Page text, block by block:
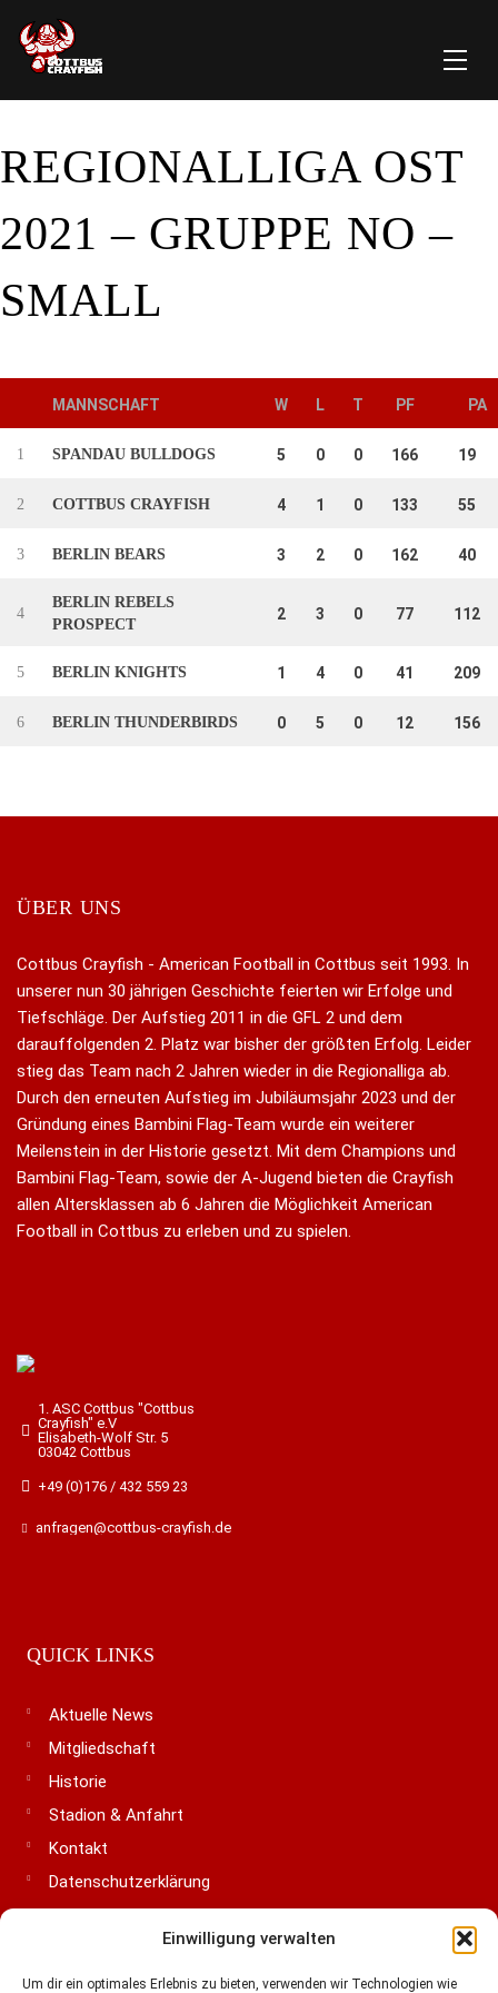
Einwilligung verwalten
Um dir ein optimales Erlebnis zu bieten, verwenden wir Technologien wie
REGIONALLIGA OST
2021 – GRUPPE NO –
SMALL
MANNSCHAFT W L T PF PA
1 SPANDAU BULLDOGS 5 0 0 166 19
2 COTTBUS CRAYFISH 4 1 0 133 55
3 BERLIN BEARS 3 2 0 162 40
4
BERLIN REBELS
PROSPECT
2 3 0 77 112
5 BERLIN KNIGHTS 1 4 0 41 209
6 BERLIN THUNDERBIRDS 0 5 0 12 156
ÜBER UNS
Cottbus Crayfish - American Football in Cottbus seit 1993. In
unserer nun 30 jährigen Geschichte feierten wir Erfolge und
Tiefschläge. Der Aufstieg 2011 in die GFL 2 und dem
darauffolgenden 2. Platz war bisher der größten Erfolg. Leider
stieg das Team nach 2 Jahren wieder in die Regionalliga ab.
Durch den erneuten Aufstieg im Jubiläumsjahr 2023 und der
Gründung eines Bambini Flag-Team wurde ein weiterer
Meilenstein in der Historie gesetzt. Mit dem Champions und
Bambini Flag-Team, sowie der A-Jugend bieten die Crayfish
allen Altersklassen ab 6 Jahren die Möglichkeit American
Football in Cottbus zu erleben und zu spielen.
1. ASC Cottbus "Cottbus
Crayfish" e.V
Elisabeth-Wolf Str. 5
03042 Cottbus
+49 (0)176 / 432 559 23
anfragen@cottbus-crayfish.de
QUICK LINKS
Aktuelle News
Mitgliedschaft
Historie
Stadion & Anfahrt
Kontakt
Datenschutzerklärung
Impressum
Cookie-Richtlinie (EU)